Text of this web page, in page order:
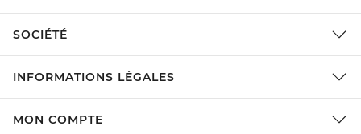
SOCIÉTÉ
INFORMATIONS LÉGALES
MON COMPTE